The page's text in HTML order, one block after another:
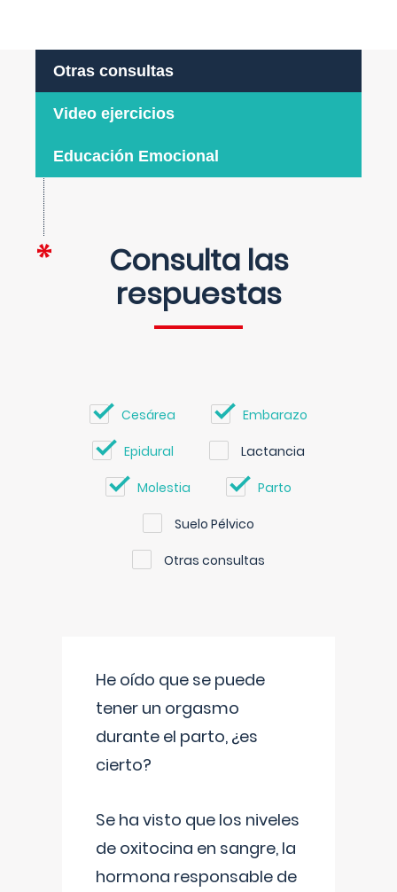
Otras consultas
Video ejercicios
Educación Emocional
Consulta las
respuestas
Cesárea Embarazo
Epidural Lactancia
Molestia Parto
Suelo Pélvico
Otras consultas
He oído que se puede
tener un orgasmo
durante el parto, ¿es
cierto?
Se ha visto que los niveles
de oxitocina en sangre, la
hormona responsable de